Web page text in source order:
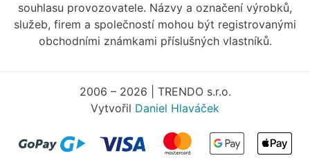
souhlasu provozovatele. Názvy a označení výrobků,
služeb, firem a společností mohou být registrovanými
obchodními známkami příslušných vlastníků.
2006 – 2026 | TRENDO s.r.o.
Vytvořil Daniel Hlaváček